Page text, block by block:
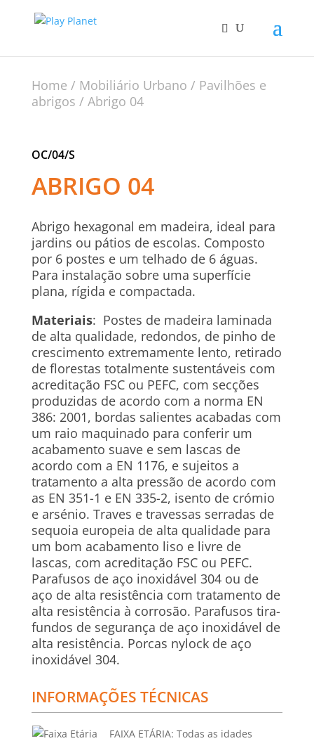
Home / Mobiliário Urbano / Pavilhões e
abrigos / Abrigo 04
OC/04/S
ABRIGO 04
Abrigo hexagonal em madeira, ideal para
jardins ou pátios de escolas. Composto
por 6 postes e um telhado de 6 águas.
Para instalação sobre uma superfície
plana, rígida e compactada.
Materiais: Postes de madeira laminada
de alta qualidade, redondos, de pinho de
crescimento extremamente lento, retirado
de florestas totalmente sustentáveis ​​com
acreditação FSC ou PEFC, com secções
produzidas de acordo com a norma EN
386: 2001, bordas salientes acabadas com
um raio maquinado para conferir um
acabamento suave e sem lascas de
acordo com a EN 1176, e sujeitos a
tratamento a alta pressão de acordo com
as EN 351-1 e EN 335-2, isento de crómio
e arsénio. Traves e travessas serradas de
sequoia europeia de alta qualidade para
um bom acabamento liso e livre de
lascas, com acreditação FSC ou PEFC.
Parafusos de aço inoxidável 304 ou de
aço de alta resistência com tratamento de
alta resistência à corrosão. Parafusos tira-
fundos de segurança de aço inoxidável de
alta resistência. Porcas nylock de aço
inoxidável 304.
INFORMAÇÕES TÉCNICAS
FAIXA ETÁRIA: Todas as idades